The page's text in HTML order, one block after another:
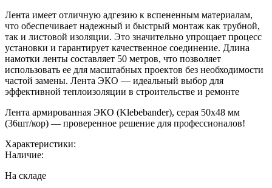
Лента имеет отличную адгезию к вспененным материалам,
что обеспечивает надежный и быстрый монтаж как трубной,
так и листовой изоляции. Это значительно упрощает процесс
установки и гарантирует качественное соединение. Длина
намотки ленты составляет 50 метров, что позволяет
использовать ее для масштабных проектов без необходимости
частой замены. Лента ЭКО — идеальный выбор для
эффективной теплоизоляции в строительстве и ремонте
Лента армированная ЭКО (Klebebander), серая 50х48 мм
(36шт/кор) — проверенное решение для профессионалов!
Характеристики:
Наличие:
На складе